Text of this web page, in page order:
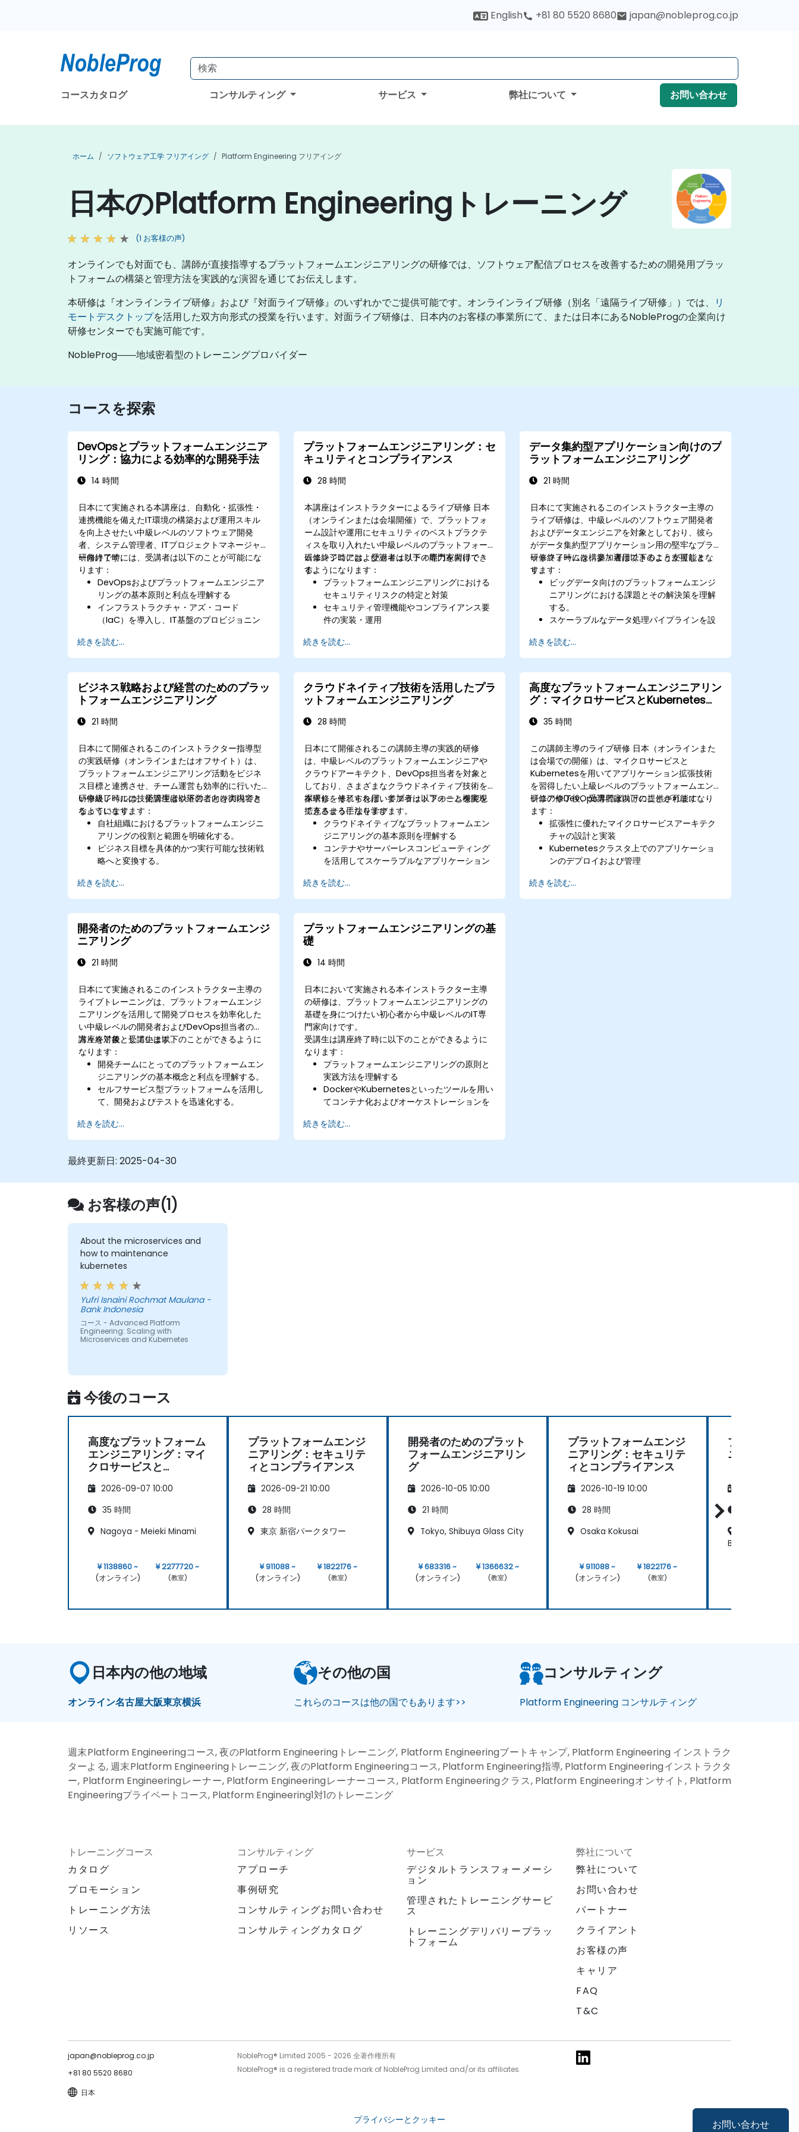
お問い合わせ
English +81 80 5520 8680 japan@nobleprog.co.jp
コースカタログ コンサルティング サービス 弊社について お問い合わせ
ホーム ソフトウェア工学 フリアイング Platform Engineering フリアイング
日本のPlatform Engineeringトレーニング
(1 お客様の声)
オンラインでも対面でも、講師が直接指導するプラットフォームエンジニアリングの研修では、ソフトウェア配信プロセスを改善するための開発用プラッ
トフォームの構築と管理方法を実践的な演習を通じてお伝えします。
本研修は『オンラインライブ研修』および『対面ライブ研修』のいずれかでご提供可能です。オンラインライブ研修（別名「遠隔ライブ研修」）では、
リ
モートデスクトップを活用した双方向形式の授業を行います。対面ライブ研修は、日本内のお客様の事業所にて、または日本にあるNobleProgの企業向け
研修センターでも実施可能です。
NobleProg――地域密着型のトレーニングプロバイダー
コースを探索
DevOpsとプラットフォームエンジニア
リング：協力による効率的な開発手法
14 時間
日本にて実施される本講座は、自動化・拡張性・
連携機能を備えたIT環境の構築および運用スキル
を向上させたい中級レベルのソフトウェア開発
者、システム管理者、ITプロジェクトマネージャ
ー向けです。
研修終了時には、受講者は以下のことが可能にな
ります：
DevOpsおよびプラットフォームエンジニア
リングの基本原則と利点を理解する
インフラストラクチャ・アズ・コード
（IaC）を導入し、IT基盤のプロビジョニン
継続的統合および継続的デリバリー
（CI/CD）パイプラインを構築・維持する
DockerやKubernetesなどのコンテナ技術を
用いてマイクロサービスを展開・管理する
DevSecOpsによりセキュリティ対策をソフ
トウェア開発サイクルに組み込む
可観測性の技法を用いてシステムの信頼性を
続きを読む...
プラットフォームエンジニアリング：セ
キュリティとコンプライアンス
28 時間
本講座はインストラクターによるライブ研修 日本
（オンラインまたは会場開催）で、プラットフォ
ーム設計や運用にセキュリティのベストプラクテ
ィスを取り入れたい中級レベルのプラットフォー
ムエンジニアおよびセキュリティ専門家向けで
す。
研修終了時には、受講者は以下の能力を習得でき
るようになります：
プラットフォームエンジニアリングにおける
セキュリティリスクの特定と対策
セキュリティ管理機能やコンプライアンス要
件の実装・運用
たプラットフォーム設計
継続的な保護を確保するためのセキュリティ
監査および評価の実施
セキュリティインシデントへの適切な対応と
業務復旧
続きを読む...
データ集約型アプリケーション向けのプ
ラットフォームエンジニアリング
21 時間
日本にて実施されるこのインストラクター主導の
ライブ研修は、中級レベルのソフトウェア開発者
およびデータエンジニアを対象としており、彼ら
がデータ集約型アプリケーション用の堅牢なプラ
ットフォームを構築・運用できるよう支援しま
す。
研修終了時には、参加者は以下のことが可能とな
ります：
ビッグデータ向けのプラットフォームエンジ
ニアリングにおける課題とその解決策を理解
する。
スケーラブルなデータ処理パイプラインを設
HadoopやSparkなどのビッグデータフレー
ムワークを効果的に活用できる。
ストリーミングデータを用いたリアルタイム
分析ソリューションを開発できる。
Apache Airflowといったツールを使って複
雑なデータワークフローを管理できる。
続きを読む...
ビジネス戦略および経営のためのプラッ
トフォームエンジニアリング
21 時間
日本にて開催されるこのインストラクター指導型
の実践研修（オンラインまたはオフサイト）は、
プラットフォームエンジニアリング活動をビジネ
ス目標と連携させ、チーム運営も効率的に行いた
い中級レベルの技術管理者や経営者向けの内容と
なっています。
研修終了時には、受講生は以下のことを実現でき
るようになります：
自社組織におけるプラットフォームエンジニ
アリングの役割と範囲を明確化する。
ビジネス目標を具体的かつ実行可能な技術戦
略へと変換する。
チームを構築・運営する。
拡張性および耐障害性に優れたプラットフォ
ームのアーキテクチャを設計・実装する。
プラットフォーム関連取り組みの成果を測定
し、分析する。
続きを読む...
クラウドネイティブ技術を活用したプラ
ットフォームエンジニアリング
28 時間
日本にて開催されるこの講師主導の実践的研修
は、中級レベルのプラットフォームエンジニアや
クラウドアーキテクト、DevOps担当者を対象と
しており、さまざまなクラウドネイティブ技術を
探求し、それらを用いてプラットフォーム機能を
拡充させる手法を学びます。
本研修を修了すれば、参加者は以下のことを実現
できるようになります：
クラウドネイティブなプラットフォームエン
ジニアリングの基本原則を理解する
コンテナやサーバーレスコンピューティング
を活用してスケーラブルなアプリケーション
クラウド環境においてCI/CDパイプラインを
実装する
クラウドネイティブアプリケーションの効果
的な監視と管理を行う
クラウド上でセキュリティやコンプライアン
続きを読む...
高度なプラットフォームエンジニアリン
グ：マイクロサービスとKubernetesに
35 時間
この講師主導のライブ研修 日本（オンラインまた
は会場での開催）は、マイクロサービスと
Kubernetesを用いてアプリケーション拡張技術
を習得したい上級レベルのプラットフォームエン
ジニアやDevOps専門家向けに提供されます。
研修の修了後、受講者は以下のことが可能になり
ます：
拡張性に優れたマイクロサービスアーキテク
チャの設計と実装
Kubernetesクラスタ上でのアプリケーショ
ンのデプロイおよび管理
の導入
本番環境におけるマイクロサービスの健全性
続きを読む...
開発者のためのプラットフォームエンジ
ニアリング
21 時間
日本にて実施されるこのインストラクター主導の
ライブトレーニングは、プラットフォームエンジ
ニアリングを活用して開発プロセスを効率化した
い中級レベルの開発者およびDevOps担当者の
方々を対象としています。
講座終了後、受講生は以下のことができるように
なります：
開発チームにとってのプラットフォームエン
ジニアリングの基本概念と利点を理解する。
セルフサービス型プラットフォームを活用し
て、開発およびテストを迅速化する。
る。
コンテナ化やオーケストレーション技術を用
理する。
続きを読む...
プラットフォームエンジニアリングの基
礎
14 時間
日本において実施される本インストラクター主導
の研修は、プラットフォームエンジニアリングの
基礎を身につけたい初心者から中級レベルのIT専
門家向けです。
受講生は講座終了時に以下のことができるように
なります：
プラットフォームエンジニアリングの原則と
実践方法を理解する
DockerやKubernetesといったツールを用い
てコンテナ化およびオーケストレーションを
効率性向上のために社内開発用プラットフォ
ーム（IDP）を設計・導入する
続きを読む...
最終更新日: 2025-04-30
お客様の声(1)
About the microservices and
how to maintenance
kubernetes
Yufri Isnaini Rochmat Maulana -
Bank Indonesia
コース - Advanced Platform
Engineering: Scaling with
Microservices and Kubernetes
今後のコース
高度なプラットフォーム
エンジニアリング：マイ
クロサービスと
性の確保
2026-09-07 10:00
35 時間
Nagoya - Meieki Minami
¥ 1138860 ~
(オンライン)
¥ 2277720 ~
(教室)
プラットフォームエンジ
ニアリング：セキュリテ
ィとコンプライアンス
2026-09-21 10:00
28 時間
東京 新宿パークタワー
¥ 911088 ~
(オンライン)
¥ 1822176 ~
(教室)
開発者のためのプラット
フォームエンジニアリン
グ
2026-10-05 10:00
21 時間
Tokyo, Shibuya Glass City
¥ 683316 ~
(オンライン)
¥ 1366632 ~
(教室)
プラットフォームエンジ
ニアリング：セキュリテ
ィとコンプライアンス
2026-10-19 10:00
28 時間
Osaka Kokusai
¥ 911088 ~
(オンライン)
¥ 1822176 ~
(教室)
プラットフォ
ニアリングの
Business Center
日本内の他の地域
オンライン名古屋大阪東京横浜
その他の国
これらのコースは他の国でもあります>>
コンサルティング
Platform Engineering コンサルティング
週末Platform Engineeringコース, 夜のPlatform Engineeringトレーニング, Platform Engineeringブートキャンプ, Platform Engineering インストラク
ターよる, 週末Platform Engineeringトレーニング, 夜のPlatform Engineeringコース, Platform Engineering指導, Platform Engineeringインストラクタ
ー, Platform Engineeringレーナー, Platform Engineeringレーナーコース, Platform Engineeringクラス, Platform Engineeringオンサイト, Platform
Engineeringプライベートコース, Platform Engineering1対1のトレーニング
トレーニングコース
カタログ
プロモーション
トレーニング方法
リソース
コンサルティング
アプローチ
事例研究
コンサルティングお問い合わせ
コンサルティングカタログ
サービス
デジタルトランスフォーメーシ
ョン
管理されたトレーニングサービ
ス
トレーニングデリバリープラッ
トフォーム
弊社について
弊社について
お問い合わせ
パートナー
クライアント
お客様の声
キャリア
FAQ
T&C
japan@nobleprog.co.jp
+81 80 5520 8680
日本
NobleProg® Limited 2005 - 2026 全著作権所有
NobleProg® is a registered trade mark of NobleProg Limited and/or its affiliates.
プライバシーとクッキー